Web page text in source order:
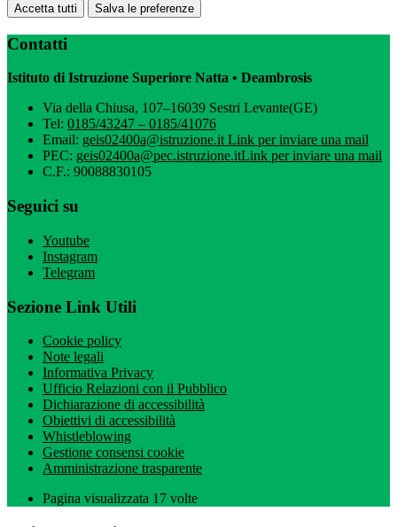
Accetta tutti Salva le preferenze
Contatti
Istituto di Istruzione Superiore Natta • Deambrosis
Via della Chiusa, 107–16039 Sestri Levante(GE)
Tel: 0185/43247 – 0185/41076
Email: geis02400a@istruzione.itLink per inviare una mail
PEC: geis02400a@pec.istruzione.itLink per inviare una mail
C.F.: 90088830105
Seguici su
Youtube
Instagram
Telegram
Sezione Link Utili
Cookie policy
Note legali
Informativa Privacy
Ufficio Relazioni con il Pubblico
Dichiarazione di accessibilità
Obiettivi di accessibilità
Whistleblowing
Gestione consensi cookie
Amministrazione trasparente
Pagina visualizzata 17 volte